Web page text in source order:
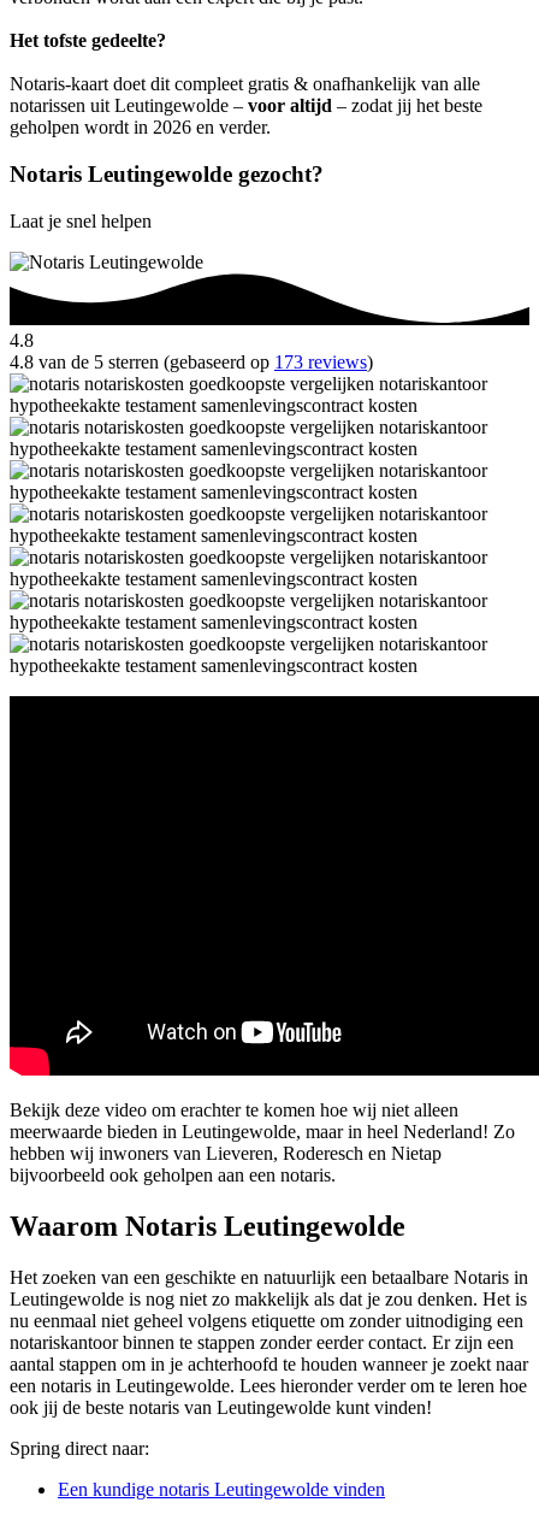
Het tofste gedeelte?
Notaris-kaart doet dit compleet gratis & onafhankelijk van alle
notarissen uit Leutingewolde – voor altijd – zodat jij het beste
geholpen wordt in 2026 en verder.
Notaris Leutingewolde gezocht?
Laat je snel helpen
4.8
4.8 van de 5 sterren (gebaseerd op 173 reviews)
Bekijk deze video om erachter te komen hoe wij niet alleen
meerwaarde bieden in Leutingewolde, maar in heel Nederland! Zo
hebben wij inwoners van Lieveren, Roderesch en Nietap
bijvoorbeeld ook geholpen aan een notaris.
Waarom Notaris Leutingewolde
Het zoeken van een geschikte en natuurlijk een betaalbare Notaris in
Leutingewolde is nog niet zo makkelijk als dat je zou denken. Het is
nu eenmaal niet geheel volgens etiquette om zonder uitnodiging een
notariskantoor binnen te stappen zonder eerder contact. Er zijn een
aantal stappen om in je achterhoofd te houden wanneer je zoekt naar
een notaris in Leutingewolde. Lees hieronder verder om te leren hoe
ook jij de beste notaris van Leutingewolde kunt vinden!
Spring direct naar:
Een kundige notaris Leutingewolde vinden